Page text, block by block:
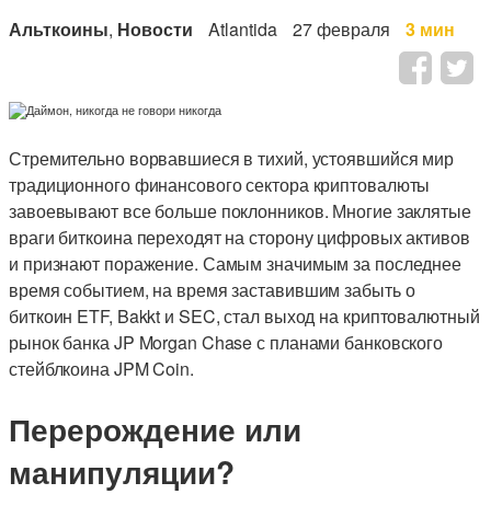
Альткоины, Новости Atlantida 27 февраля 3 мин
Стремительно ворвавшиеся в тихий, устоявшийся мир
традиционного финансового сектора криптовалюты
завоевывают все больше поклонников. Многие заклятые
враги биткоина переходят на сторону цифровых активов
и признают поражение. Самым значимым за последнее
время событием, на время заставившим забыть о
биткоин ETF, Bakkt и SEC, стал выход на криптовалютный
рынок банка JP Morgan Chase с планами банковского
стейблкоина JPM Coin.
Перерождение или
манипуляции?